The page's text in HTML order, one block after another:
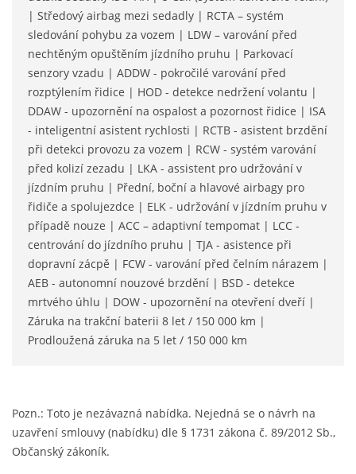
| Středový airbag mezi sedadly | RCTA – systém
sledování pohybu za vozem | LDW – varování před
nechtěným opuštěním jízdního pruhu | Parkovací
senzory vzadu | ADDW - pokročilé varování před
rozptýlením řidice | HOD - detekce nedržení volantu |
DDAW - upozornění na ospalost a pozornost řidice | ISA
- inteligentní asistent rychlosti | RCTB - asistent brzdění
při detekci provozu za vozem | RCW - systém varování
před kolizí zezadu | LKA - assistent pro udržování v
jízdním pruhu | Přední, boční a hlavové airbagy pro
řidiče a spolujezdce | ELK - udržování v jízdním pruhu v
případě nouze | ACC – adaptivní tempomat | LCC -
centrování do jízdního pruhu | TJA - asistence při
dopravní zácpě | FCW - varování před čelním nárazem |
AEB - autonomní nouzové brzdění | BSD - detekce
mrtvého úhlu | DOW - upozornění na otevření dveří |
Záruka na trakční baterii 8 let / 150 000 km |
Prodloužená záruka na 5 let / 150 000 km
Pozn.: Toto je nezávazná nabídka. Nejedná se o návrh na
uzavření smlouvy (nabídku) dle § 1731 zákona č. 89/2012 Sb.,
Občanský zákoník.